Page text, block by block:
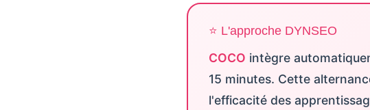
⭐ L'approche DYNSEO
COCO intègre
15 minutes. Cette
l'efficacité des